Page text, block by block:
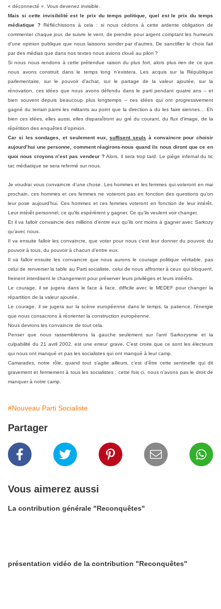
« déconnecté ». Vous devenez invisible.
Mais si cette invisibilité est le prix du temps politique, quel est le prix du temps
médiatique ? Réfléchissons à cela : si nous cédons à cette ardente obligation de
commenter chaque jour, de suivre le vent, de prendre pour argent comptant les humeurs
d’une opinion publique que nous laissons sonder par d’autres. De sanctifier le choix fait
par des médias que dans nos textes nous avions cloué au pilori ?
Si nous nous rendons à cette prétendue raison du plus fort, alors plus rien de ce que
nous avons construit dans le temps long n’existera. Les acquis sur la République
parlementaire, sur le pouvoir d’achat, sur le partage de la valeur ajoutée, sur la
rénovation, ces idées que nous avons défendu dans le parti pendant quatre ans – et
bien souvent depuis beaucoup plus longtemps – ces idées qui ont progressivement
gagné du terrain parmi les militants au point que la direction a du les faire siennes… Eh
bien ces idées, elles aussi, elles disparaîtront au gré du courant, du flux d’image, de la
répétition des enquêtes d’opinion.
Car si les sondages, et seulement eux,suffisent seuls à convaincre pour choisir
aujourd’hui une personne, comment réagirons-nous quand ils nous diront que ce en
quoi nous croyons n’est pas vendeur ?Alors, il sera trop tard. Le piège infernal du tic
tac médiatique se sera refermé sur nous.
Je voudrai vous convaincre d’une chose. Les hommes et les femmes qui voteront en mai
prochain, ces hommes et ces femmes ne voteront pas en fonction des questions qu’on
leur pose aujourd’hui. Ces hommes et ces femmes voteront en fonction de leur intérêt.
Leur intérêt personnel, ce qu’ils espérèrent y gagner. Ce qu’ils veulent voir changer.
Et il va falloir convaincre des millions d’entre eux qu’ils ont moins à gagner avec Sarkozy
qu’avec nous.
Il va ensuite falloir les convaincre, que voter pour nous c’est leur donner du pouvoir, du
pouvoir à tous, du pouvoir à chacun d’entre eux.
Il va falloir ensuite les convaincre que nous aurons le courage politique véritable, pas
celui de renverser la table au Parti socialiste, celui de nous affronter à ceux qui bloquent,
freinent interdisent le changement pour préserver leurs privilèges et leurs intérêts.
Le courage, il se jugera dans le face à face, difficile avec le MEDEF pour changer la
répartition de la valeur ajoutée.
Le courage, il se jugera sur la scène européenne dans le temps, la patience, l’énergie
que nous consacrons à réorienter la construction européenne.
Nous devrons les convaincre de tout cela.
Penser que nous rassemblerons la gauche seulement sur l’anti Sarkozysme et la
culpabilité du 21 avril 2002, est une erreur grave. C’est croire que ce sont les électeurs
qui nous ont manqué et pas les socialistes qui ont manqué à leur camp.
Camarades, notre rôle, quand tout s’agite ailleurs, c’est d’être cette sentinelle qui dit
gravement et fermement à tous les socialistes : cette fois ci, nous n’avons pas le droit de
manquer à notre camp.
#Nouveau Parti Socialiste
Partager
Vous aimerez aussi
La contribution générale "Reconquêtes"
présentation vidéo de la contribution "Reconquêtes"